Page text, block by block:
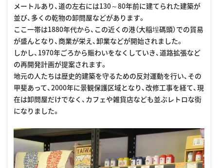
メートルあり、道の左右には130～80年前に建てられた建築が
並び、多くの乾物の卸問屋などがあります。
ここ一帯は1880年代から、この近くの港（大稲埕碼頭）での貿易
が盛んとなり、商業が栄え、卸業などが開始されました。
しかし、1970年ごろから賑わいをなくしていき、道路拡張など
の再開発計画が提案されます。
地元の人たちは歴史的建築を守るための反対運動を行い、その
甲斐あって、2000年に景観保護区域となり、改修工事を経て、現
在は卸問屋だけでなく、カフェや雑貨店なども並ぶレトロな街
になりました。